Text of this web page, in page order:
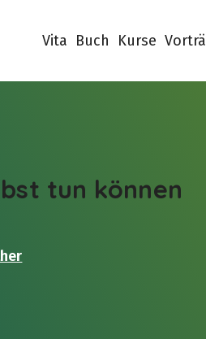
Vita Buch Kurse
tun können